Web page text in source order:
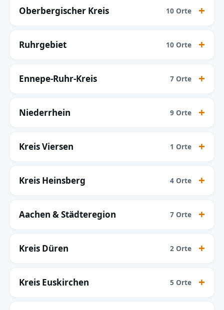
Oberbergischer Kreis 10 Orte
Ruhrgebiet 10 Orte
Ennepe-Ruhr-Kreis 7 Orte
Niederrhein 9 Orte
Kreis Viersen 1 Orte
Kreis Heinsberg 4 Orte
Aachen & Städteregion 7 Orte
Kreis Düren 2 Orte
Kreis Euskirchen 5 Orte